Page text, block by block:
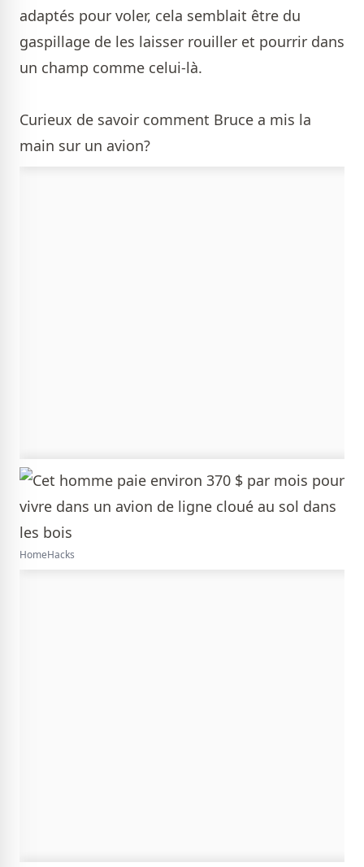
adaptés pour voler, cela semblait être du
gaspillage de les laisser rouiller et pourrir dans
un champ comme celui-là.
Curieux de savoir comment Bruce a mis la
main sur un avion?
HomeHacks